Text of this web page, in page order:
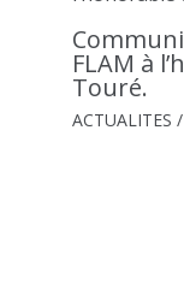
FLAM à
Touré.
ACTUALITES